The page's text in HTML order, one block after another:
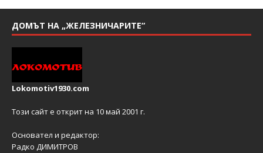
ДОМЪТ НА „ЖЕЛЕЗНИЧАРИТЕ“
Lokomotiv1930.com
Този сайт е открит на 10 май 2001 г.
Основател и редактор:
Радко ДИМИТРОВ